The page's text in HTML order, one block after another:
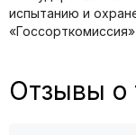
иcпытанию и
Отзывы о